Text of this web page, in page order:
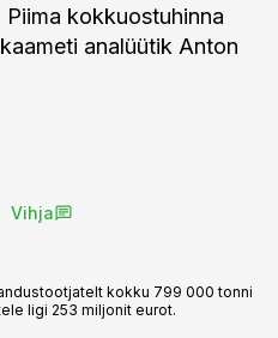
Piima kokkuostuhinna
analüütik Anton
Vihja
kokku 799 000 tonni
ligi 253 miljonit eurot.